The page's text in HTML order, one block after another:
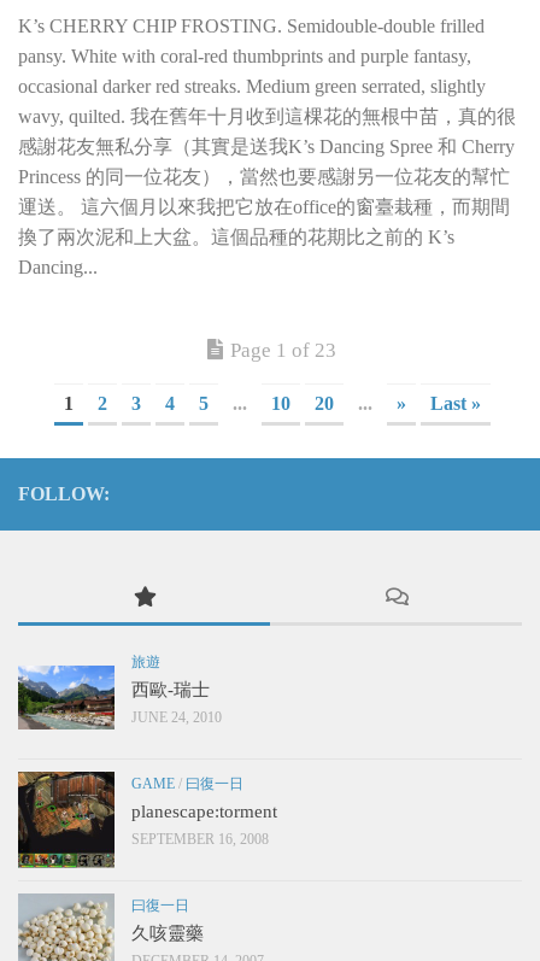
K’s CHERRY CHIP FROSTING. Semidouble-double frilled
pansy. White with coral-red thumbprints and purple fantasy,
occasional darker red streaks. Medium green serrated, slightly
wavy, quilted. 我在舊年十月收到這棵花的無根中苗，真的很
感謝花友無私分享（其實是送我K’s Dancing Spree 和 Cherry
Princess 的同一位花友），當然也要感謝另一位花友的幫忙
運送。 這六個月以來我把它放在office的窗臺栽種，而期間
換了兩次泥和上大盆。這個品種的花期比之前的 K’s
Dancing...
Page 1 of 23
1 2 3 4 5 ... 10 20 ... » Last »
FOLLOW:
旅遊
西歐-瑞士
JUNE 24, 2010
GAME / 曰復一日
planescape:torment
SEPTEMBER 16, 2008
曰復一日
久咳靈藥